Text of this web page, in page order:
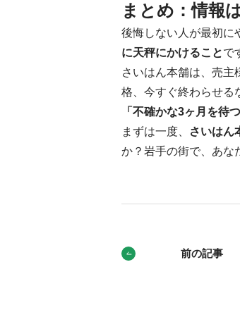
まとめ：情報
後悔しない人が最初に
に天秤にかけることで
さいはん本舗は、売主
格、今すぐ終わらせる
「不確かな3ヶ月を待
まずは一度、
さいはん
か？岩手の街で、あな
前の記事